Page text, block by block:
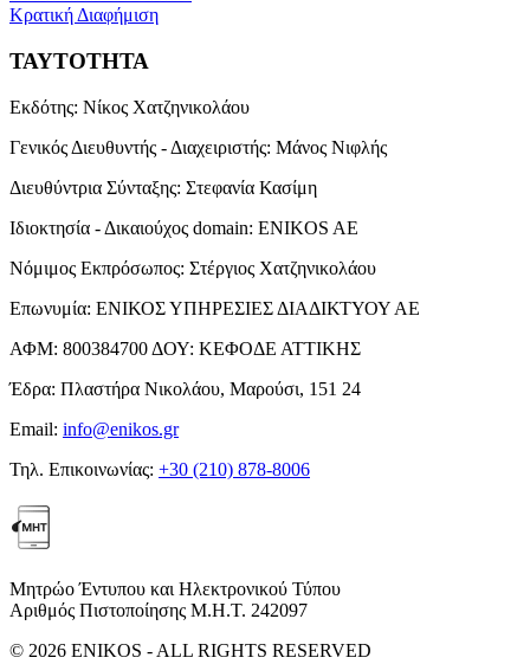
Κρατική Διαφήμιση
ΤΑΥΤΟΤΗΤΑ
Εκδότης: Νίκος Χατζηνικολάου
Γενικός Διευθυντής - Διαχειριστής: Μάνος Νιφλής
Διευθύντρια Σύνταξης: Στεφανία Κασίμη
Ιδιοκτησία - Δικαιούχος domain: ENIKOS AE
Νόμιμος Εκπρόσωπος: Στέργιος Χατζηνικολάου
Επωνυμία: ΕΝΙΚΟΣ ΥΠΗΡΕΣΙΕΣ ΔΙΑΔΙΚΤΥΟΥ ΑΕ
ΑΦΜ: 800384700 ΔΟΥ: ΚΕΦΟΔΕ ΑΤΤΙΚΗΣ
Έδρα: Πλαστήρα Νικολάου, Μαρούσι, 151 24
Email: info@enikos.gr
Τηλ. Επικοινωνίας: +30 (210) 878-8006
Μητρώο Έντυπου και Ηλεκτρονικού Τύπου
Αριθμός Πιστοποίησης Μ.Η.Τ. 242097
© 2026 ENIKOS - ALL RIGHTS RESERVED